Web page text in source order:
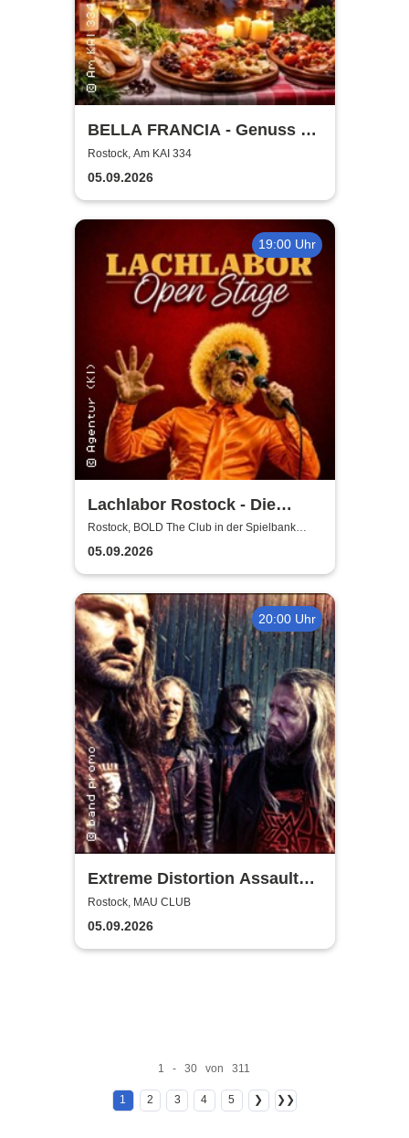
BELLA FRANCIA - Genuss &
Kultur Rostock
Rostock, Am KAI 334
05.09.2026
19:00 Uhr
Lachlabor Rostock - Die
Comedy-Testbühne im BOLD
The Club
Rostock, BOLD The Club in der Spielbank
Rostock
05.09.2026
20:00 Uhr
Extreme Distortion Assault
XV
Rostock, MAU CLUB
05.09.2026
1 - 30 von 311
1 2 3 4 5 ❯ ❯❯